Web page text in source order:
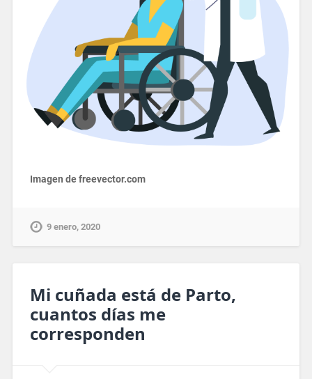
Imagen de freevector.com
9 enero, 2020
Mi cuñada está de Parto,
cuantos días me
corresponden